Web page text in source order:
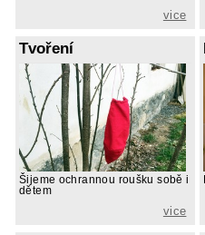
vice
Tvoření
Šijeme ochrannou roušku sobě i
dětem
vice